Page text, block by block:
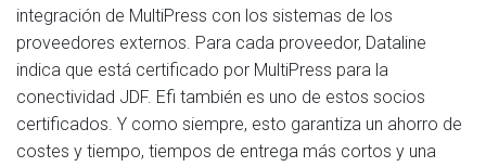
integración de MultiPress con los sistemas de los
proveedores externos. Para cada proveedor, Dataline
indica que está certificado por MultiPress para la
conectividad JDF. Efi también es uno de estos socios
certificados. Y como siempre, esto garantiza un ahorro de
costes y tiempo, tiempos de entrega más cortos y una